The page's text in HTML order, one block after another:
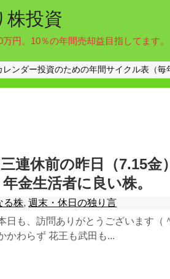
株投資
円。10％の年間売却益目指してます。
レンダー投資のための年間サイクル表（毎
連休前の昨日（7.15金
金生活者に良い株。
る株,週末・休日の独り言
日も、訪問ありがとうございます（
かわらず 花王も武田も...